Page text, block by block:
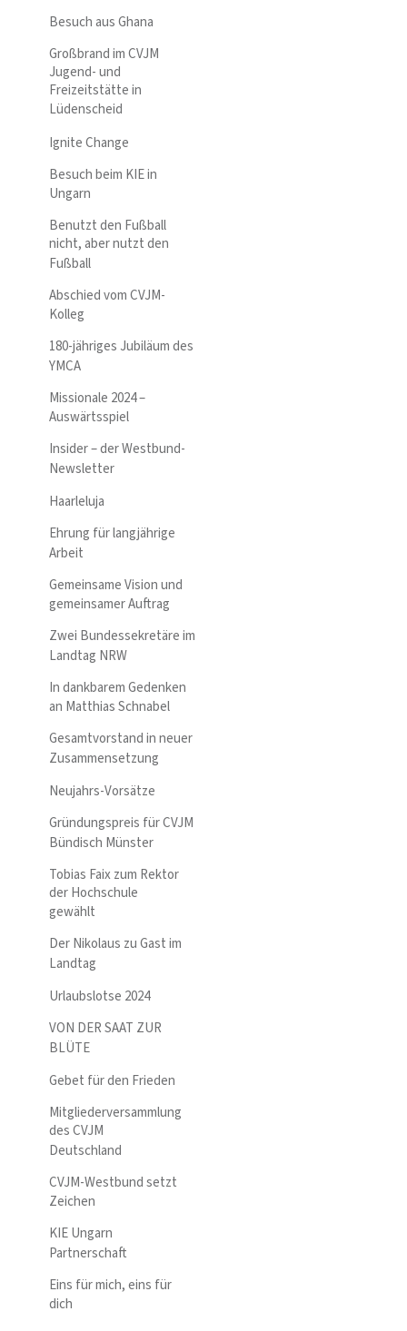
Besuch aus Ghana
Großbrand im CVJM
Jugend- und
Freizeitstätte in
Lüdenscheid
Ignite Change
Besuch beim KIE in
Ungarn
Benutzt den Fußball
nicht, aber nutzt den
Fußball
Abschied vom CVJM-
Kolleg
180-jähriges Jubiläum des
YMCA
Missionale 2024 –
Auswärtsspiel
Insider – der Westbund-
Newsletter
Haarleluja
Ehrung für langjährige
Arbeit
Gemeinsame Vision und
gemeinsamer Auftrag
Zwei Bundessekretäre im
Landtag NRW
In dankbarem Gedenken
an Matthias Schnabel
Gesamtvorstand in neuer
Zusammensetzung
Neujahrs-Vorsätze
Gründungspreis für CVJM
Bündisch Münster
Tobias Faix zum Rektor
der Hochschule
gewählt
Der Nikolaus zu Gast im
Landtag
Urlaubslotse 2024
VON DER SAAT ZUR
BLÜTE
Gebet für den Frieden
Mitgliederversammlung
des CVJM
Deutschland
CVJM-Westbund setzt
Zeichen
KIE Ungarn
Partnerschaft
Eins für mich, eins für
dich